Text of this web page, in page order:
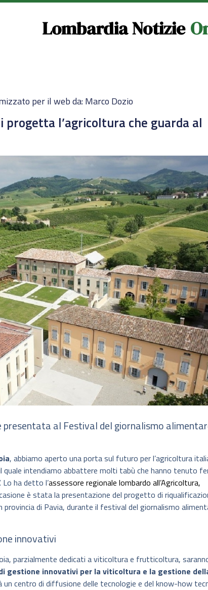
Lombardia Notizie
per il web da: Marco Dozio
progetta l’agricoltura che guarda al
presentata al Festival del giornalismo
, abbiamo aperto una porta sul futuro per l’agricoltura
quale intendiamo abbattere molti tabù che hanno tenuto
Lo ha detto l’assessore regionale lombardo all’Agricoltura,
è stata la presentazione del progetto di
provincia di Pavia, durante il festival del giornalismo
innovativi
parzialmente dedicati a viticoltura e frutticoltura,
gestione innovativi per la viticoltura e la gestione
un centro di diffusione delle tecnologie e del know-how